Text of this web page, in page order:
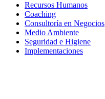
Recursos Humanos
Coaching
Consultoría en Negocios
Medio Ambiente
Seguridad e Higiene
Implementaciones